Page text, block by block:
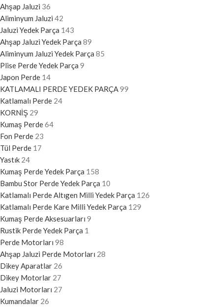
Ahşap Jaluzi 36
Aliminyum Jaluzi 42
Jaluzi Yedek Parça 143
Ahşap Jaluzi Yedek Parça 89
Aliminyum Jaluzi Yedek Parça 85
Plise Perde Yedek Parça 9
Japon Perde 14
KATLAMALI PERDE YEDEK PARÇA99
Katlamalı Perde 24
KORNİŞ 29
Kumaş Perde64
Fon Perde 23
Tül Perde 17
Yastık 24
Kumaş Perde Yedek Parça 158
Bambu Stor Perde Yedek Parça 10
Katlamalı Perde Altıgen Milli Yedek Parça 126
Katlamalı Perde Kare Milli Yedek Parça 129
Kumaş Perde Aksesuarları 9
Rustik Perde Yedek Parça 1
Perde Motorları 98
Ahşap Jaluzi Perde Motorları 28
Dikey Aparatlar 26
Dikey Motorlar 27
Jaluzi Motorları 27
Kumandalar 26